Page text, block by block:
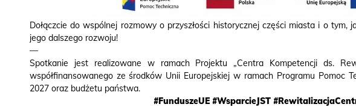
Dołączcie do wspólnej rozmowy o przyszłości historycznej części miasta i o
jego dalszego rozwoju!
—
Spotkanie jest realizowane w ramach Projektu „Centra Kompetencji ds.
współfinansowanego ze środków Unii Europejskiej w ramach Programu Pomoc
2027 oraz budżetu państwa.
#FunduszeUE #WsparcieJST